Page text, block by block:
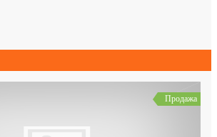
Продажа